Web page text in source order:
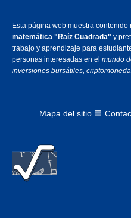
Esta página web muestra
matemática "Raíz Cuadrada" y
trabajo y aprendizaje para
personas interesadas en el mundo
inversiones bursátiles,
Mapa del sitio 🟦